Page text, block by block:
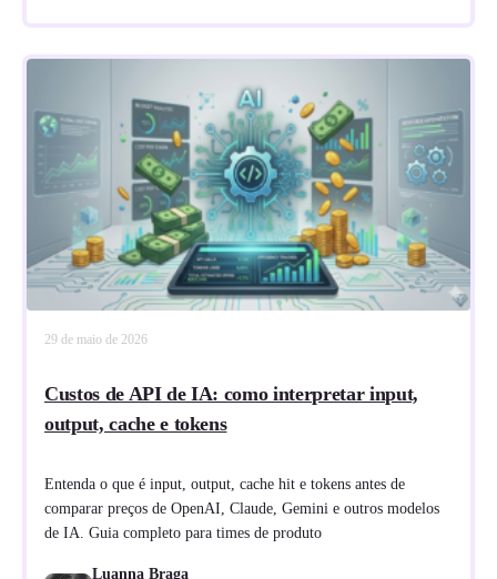
29 de maio de 2026
Custos de API de IA: como interpretar input,
output, cache e tokens
Entenda o que é input, output, cache hit e tokens antes de
comparar preços de OpenAI, Claude, Gemini e outros modelos
de IA. Guia completo para times de produto
Luanna Braga